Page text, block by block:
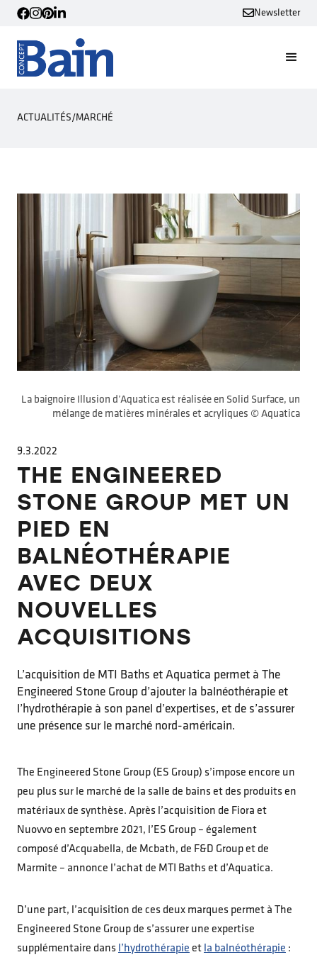
Newsletter
ACTUALITÉS/MARCHÉ
La baignoire Illusion d’Aquatica est réalisée en Solid Surface, un
mélange de matières minérales et acryliques © Aquatica
9.3.2022
THE ENGINEERED
STONE GROUP MET UN
PIED EN
BALNÉOTHÉRAPIE
AVEC DEUX
NOUVELLES
ACQUISITIONS
L’acquisition de MTI Baths et Aquatica permet à The
Engineered Stone Group d’ajouter la balnéothérapie et
l’hydrothérapie à son panel d’expertises, et de s’assurer
une présence sur le marché nord-américain.
The Engineered Stone Group (ES Group) s’impose encore un
peu plus sur le marché de la salle de bains et des produits en
matériaux de synthèse. Après l’acquisition de Fiora et
Nuovvo en septembre 2021, l’ES Group – également
composé d’Acquabella, de Mcbath, de F&D Group et de
Marmite – annonce l’achat de MTI Baths et d’Aquatica.
D’une part, l’acquisition de ces deux marques permet à The
Engineered Stone Group de s’assurer une expertise
supplémentaire dans l’hydrothérapie et la balnéothérapie :